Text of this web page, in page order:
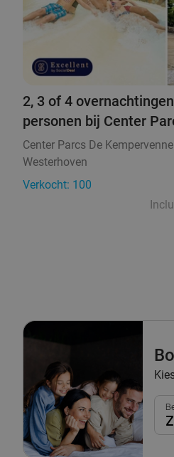
2, 3 of 4
personen bij Center
Center Parcs De
Westerhoven
Verkocht: 100